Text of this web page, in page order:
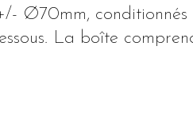
Ø70mm, conditionnés
La boîte